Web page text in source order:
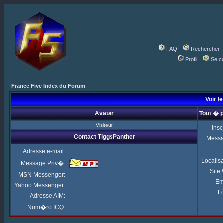
FAQ
Rechercher
Profil
Se
France Five Index du Forum
Voir
Avatar Tout �
Visiteur
Site
Contact TiggsPanther
Adresse e-mail:
Message Priv�:
MSN Messenger:
Yahoo Messenger:
Adresse AIM:
Num�ro ICQ: